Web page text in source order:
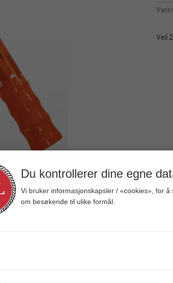
Veil.
Du kontrollerer dine egne
Vi bruker informasjonskapsler / «cookies», for å
om besøkende til ulike formål.